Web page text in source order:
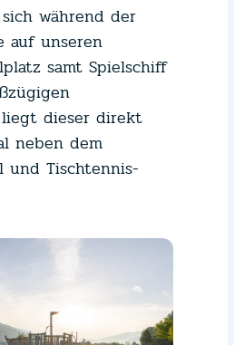
während der
auf unseren
samt Spielschiff
dieser direkt
neben dem
und Tischtennis-